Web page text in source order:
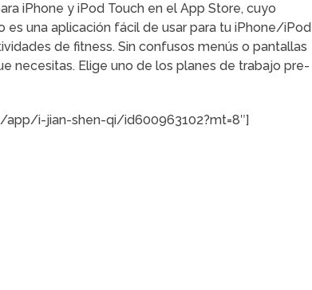
iPhone y iPod Touch en el App Store, cuyo
es una aplicación fácil de usar para tu iPhone/iPod
de fitness. Sin confusos menús o pantallas
necesitas. Elige uno de los planes de trabajo pre-
i-jian-shen-qi/id600963102?mt=8″]